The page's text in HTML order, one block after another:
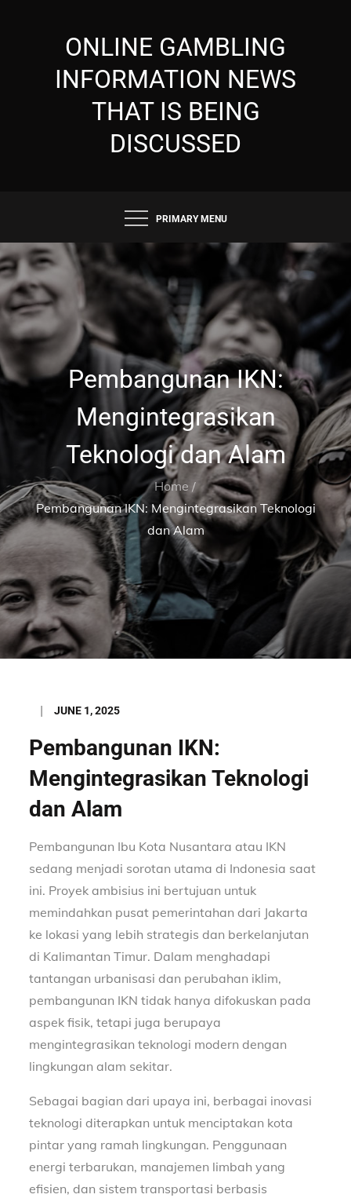
ONLINE GAMBLING
INFORMATION NEWS
THAT IS BEING
DISCUSSED
PRIMARY MENU
Pembangunan IKN:
Mengintegrasikan
Teknologi dan Alam
Home
Pembangunan IKN: Mengintegrasikan Teknologi
dan Alam
Posted
JUNE 1, 2025
Pembangunan IKN:
Mengintegrasikan Teknologi
dan Alam
Pembangunan Ibu Kota Nusantara atau IKN
sedang menjadi sorotan utama di Indonesia saat
ini. Proyek ambisius ini bertujuan untuk
memindahkan pusat pemerintahan dari Jakarta
ke lokasi yang lebih strategis dan berkelanjutan
di Kalimantan Timur. Dalam menghadapi
tantangan urbanisasi dan perubahan iklim,
pembangunan IKN tidak hanya difokuskan pada
aspek fisik, tetapi juga berupaya
mengintegrasikan teknologi modern dengan
lingkungan alam sekitar.
Sebagai bagian dari upaya ini, berbagai inovasi
teknologi diterapkan untuk menciptakan kota
pintar yang ramah lingkungan. Penggunaan
energi terbarukan, manajemen limbah yang
efisien, dan sistem transportasi berbasis